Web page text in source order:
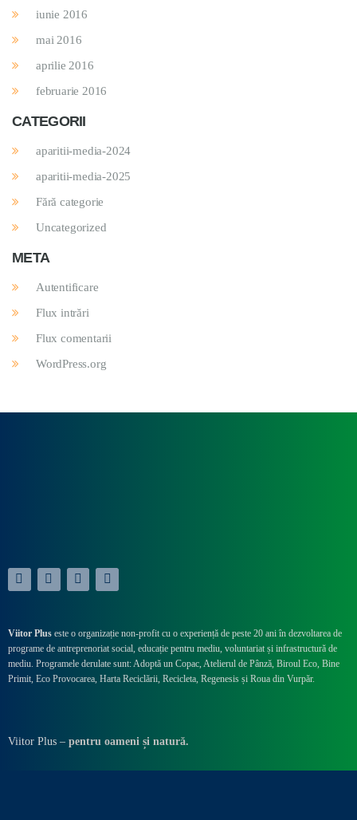
iunie 2016
mai 2016
aprilie 2016
februarie 2016
CATEGORII
aparitii-media-2024
aparitii-media-2025
Fără categorie
Uncategorized
META
Autentificare
Flux intrări
Flux comentarii
WordPress.org
Viitor Plus este o organizație non-profit cu o experiență de peste 20 ani în dezvoltarea de
programe de antreprenoriat social, educație pentru mediu, voluntariat și infrastructură de
mediu. Programele derulate sunt: Adoptă un Copac, Atelierul de Pânză, Biroul Eco, Bine
Primit, Eco Provocarea, Harta Reciclării, Recicleta, Regenesis și Roua din Vurpăr.
Viitor Plus – pentru oameni și natură.